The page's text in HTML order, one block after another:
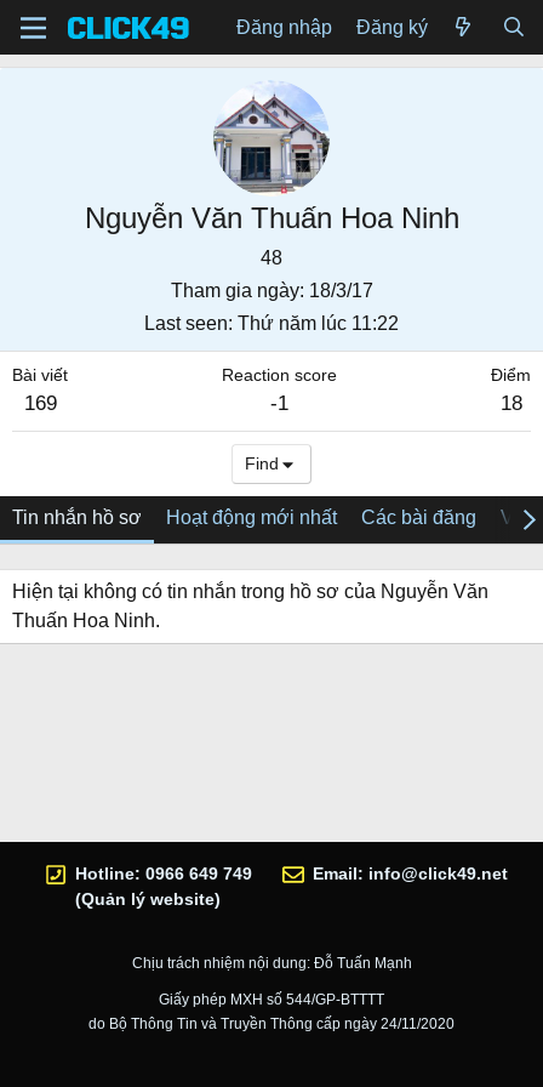
Đăng nhập Đăng ký
Nguyễn Văn Thuấn Hoa Ninh
48
Tham gia ngày 18/3/17
Last seen Thứ năm lúc 11:22
Bài viết
169
Reaction score
-1
Điểm
18
Find
Tin nhắn hồ sơ Hoạt động mới nhất Các bài đăng Về
Hiện tại không có tin nhắn trong hồ sơ của Nguyễn Văn
Thuấn Hoa Ninh.
Hotline: 0966 649 749
(Quản lý website)
Email: info@click49.net
Chịu trách nhiệm nội dung: Đỗ Tuấn Mạnh
Giấy phép MXH số 544/GP-BTTTT
do Bộ Thông Tin và Truyền Thông cấp ngày 24/11/2020